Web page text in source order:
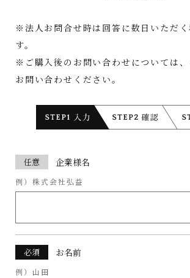
※法人お問合せ時は回答に数日いただく
す。
※ご購入後のお問い合わせについては
お問い合わせください。
任意 企業様名
例）株式会社弘益
必須 お名前
例）山田